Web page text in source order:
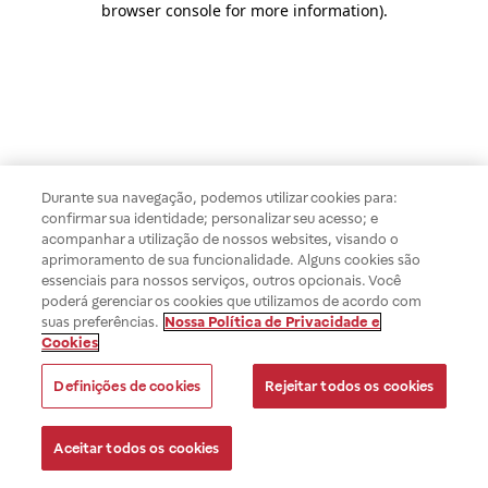
browser console for more information).
Durante sua navegação, podemos utilizar cookies para:
confirmar sua identidade; personalizar seu acesso; e
acompanhar a utilização de nossos websites, visando o
aprimoramento de sua funcionalidade. Alguns cookies são
essenciais para nossos serviços, outros opcionais. Você
poderá gerenciar os cookies que utilizamos de acordo com
suas preferências. Nossa Política de Privacidade e
Cookies
Definições de cookies Rejeitar todos os cookies
Aceitar todos os cookies